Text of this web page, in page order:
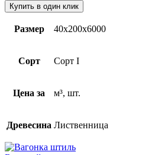
Купить в один клик
Размер 40х200х6000
Сорт Сорт I
Цена за м³, шт.
Древесина Лиственница